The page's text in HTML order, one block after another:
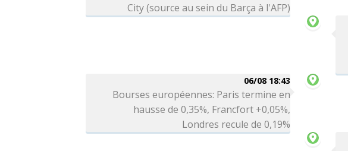
City (source au sein du Barça à l'AFP)
06/08 18:43
Bourses européennes: Paris termine en
hausse de 0,35%, Francfort +0,05%,
Londres recule de 0,19%